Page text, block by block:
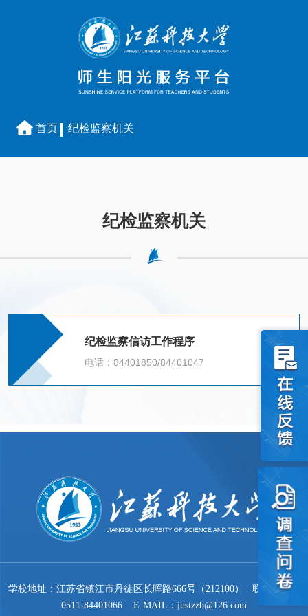
首页 纪检监察机关
纪检监察机关
纪检监察信访工作程序
电话：84401850/84401047
学校地址：江苏省镇江市丹徒区长晖路666号（212100） 联系电话：
0511-84401066 E-MAIL：justzzb@126.com